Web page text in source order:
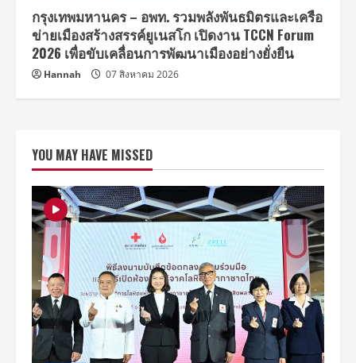
กรุงเทพมหานคร – อพท. รวมพลังพันธมิตรและเครือ
ข่ายเมืองสร้างสรรค์ยูเนสโก เปิดงาน TCCN Forum
2026 เพื่อขับเคลื่อนการพัฒนาเมืองอย่างยั่งยืน
Hannah 07 สิงหาคม 2026
YOU MAY HAVE MISSED